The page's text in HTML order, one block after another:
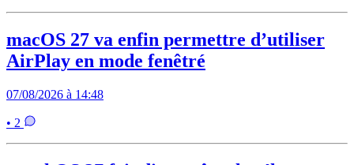
macOS 27 va enfin permettre d’utiliser
AirPlay en mode fenêtré
07/08/2026 à 14:48
• 2